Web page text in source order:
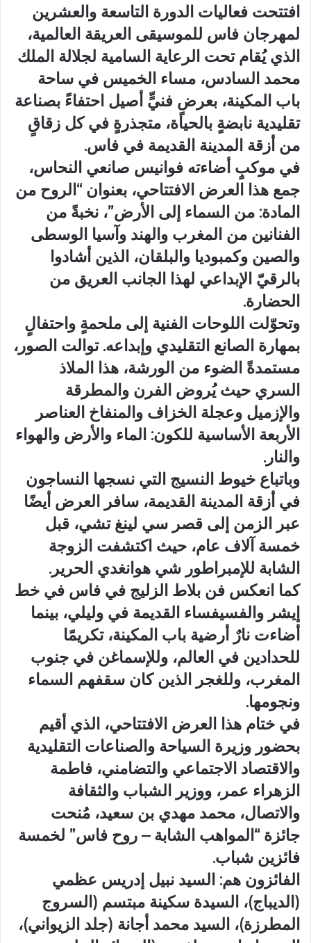
افتتحت فعاليات الدورة التاسعة والعشرين
لمهرجان فاس للموسيقى العريقة العالمية،
الذي يُقام تحت الرعاية السامية لجلالة الملك
محمد السادس، مساء الخميس في ساحة
باب المكينة، بعرضٍ فنيٍّ أصيل احتفاءً بصناعة
تقليدية نابضةٍ بالحياة، متجذرةٍ في كل زقاقٍ
من أزقة المدينة القديمة في فاس.
في موكبٍ أضاءته فوانيس صانعي النحاس،
جمع هذا العرض الافتتاحي، بعنوان “الروح من
المادة: من السماء إلى الأرض”، نخبةً من
الفنانين من المغرب والهند وآسيا الوسطى
والصين وكمبوديا والبلقان، الذين أشادوا
بالرقيّ الإبداعي لهذا الجانب العريق من
الحضارة.
وتحوّلت اللوحات الفنية إلى ملحمةٍ واحتفالٍ
بمهارة الصانع التقليدي وإبداعه. توالت الصور،
مستمدةً الضوء من الورشة، هذا الملاذ
السري حيث يُروض الفرن والمطرقة
والإزميل وعجلة الخزاف والمنفاخ العناصر
الأربعة الأساسية للكون: الماء والأرض والهواء
والنار.
وباتباع خيوط النسيج التي نسجها النساجون
في أزقة المدينة القديمة، سافر العرض أيضًا
عبر الزمن إلى قصر سي لينغ تشي، قبل
خمسة آلاف عام، حيث اكتشفت الزوجة
الشابة للإمبراطور شي هوانغدي الحرير.
كما انعكس فن بلاط الزليج في فاس في خط
إيشر والفسيفساء القديمة في وليلي، بينما
أضاءت نارٌ أرضية باب المكينة، تكريمًا
للحدادين في العالم، وللإسماغن في جنوب
المغرب، وللغجر الذين كان سقفهم السماء
ونجومها.
في ختام هذا العرض الافتتاحي، الذي أقيم
بحضور وزيرة السياحة والصناعات التقليدية
والاقتصاد الاجتماعي والتضامني، فاطمة
الزهراء عمر، ووزير الشباب والثقافة
والاتصال، محمد مهدي بن سعيد، مُنحت
جائزة “المواهب الشابة – روح فاس” لخمسة
فائزين شباب.
الفائزون هم: السيد نبيل إدريس عظمي
(الديباج)، السيدة سكينة مبتسم (السروج
المطرزة)، السيد محمد أجانة (جلد الزيواني)،